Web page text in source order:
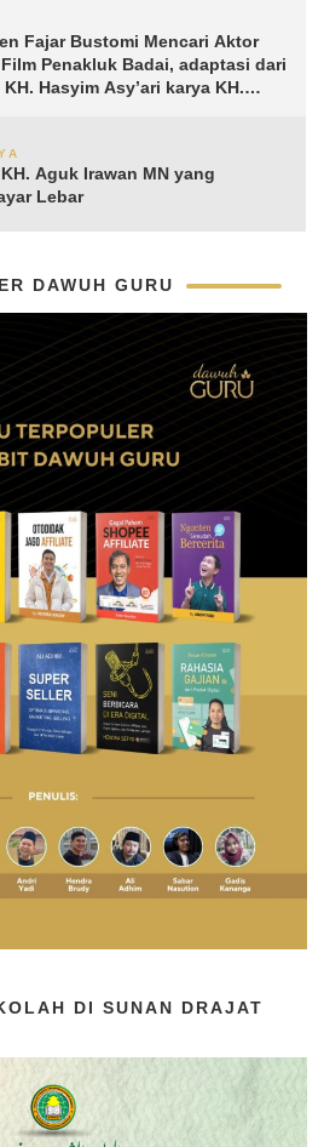
Fajar Bustomi Mencari Aktor
Penakluk Badai, adaptasi dari
Hasyim Asy’ari karya KH.
Aguk Irawan MN yang
Lebar
DAWUH GURU
DI SUNAN DRAJAT